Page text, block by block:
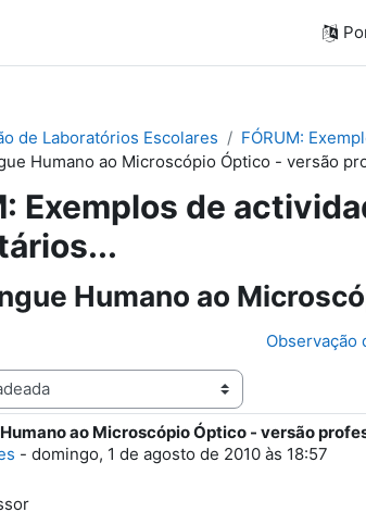
de Laboratórios Escolares
FÓRUM:
Humano ao Microscópio Óptico - versão
Exemplos de
Humano ao
Observação
ao Microscópio Óptico - versão
- domingo, 1 de agosto de 2010 às 18:57